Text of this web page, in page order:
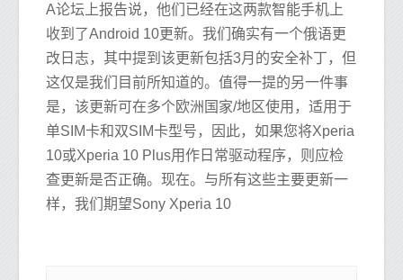
A论坛上报告说，他们已经在这两款智能手机上
收到了Android 10更新。我们确实有一个俄语更
改日志，其中提到该更新包括3月的安全补丁，但
这仅是我们目前所知道的。值得一提的另一件事
是，该更新可在多个欧洲国家/地区使用，适用于
单SIM卡和双SIM卡型号，因此，如果您将Xperia
10或Xperia 10 Plus用作日常驱动程序，则应检
查更新是否正确。现在。与所有这些主要更新一
样，我们期望Sony Xperia 10